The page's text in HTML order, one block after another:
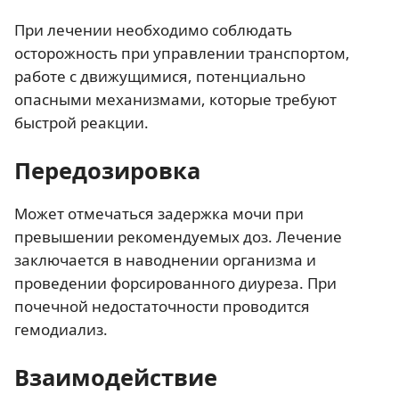
При лечении необходимо соблюдать
осторожность при управлении транспортом,
работе с движущимися, потенциально
опасными механизмами, которые требуют
быстрой реакции.
Передозировка
Может отмечаться задержка мочи при
превышении рекомендуемых доз. Лечение
заключается в наводнении организма и
проведении форсированного диуреза. При
почечной недостаточности проводится
гемодиализ.
Взаимодействие